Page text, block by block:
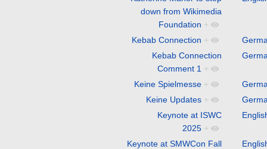
down from Wikimedia
Foundation +
Kebab Connection +
Kebab Connection
Comment 1 +
Keine Spielmesse +
Keine Updates +
Keynote at ISWC
2025 +
Keynote at SMWCon Fall